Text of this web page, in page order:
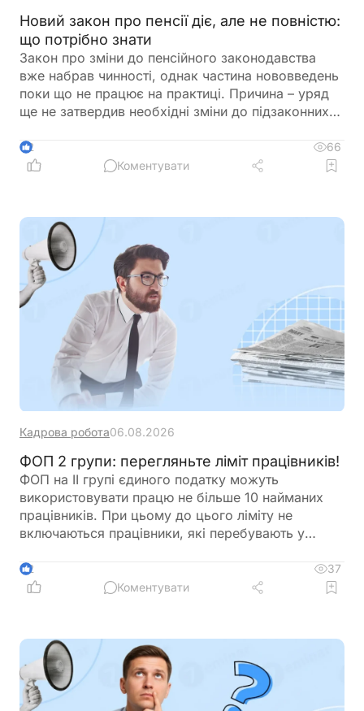
Новий закон про пенсії діє, але не повністю:
що потрібно знати
Закон про зміни до пенсійного законодавства
вже набрав чинності, однак частина нововведень
поки що не працює на практиці. Причина – уряд
ще не затвердив необхідні зміни до підзаконних
нових правил щодо підтвердження страхового
стажу та призначення пенсій
2
66
Коментувати
Кадрова робота06.08.2026
ФОП 2 групи: перегляньте ліміт працівників!
ФОП на ІІ групі єдиного податку можуть
використовувати працю не більше 10 найманих
працівників. При цьому до цього ліміту не
включаються працівники, які перебувають у
відпустці для догляду за дитиною. Перед
оформленням нового працівника варто
2
37
Коментувати